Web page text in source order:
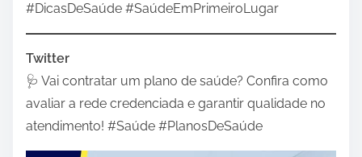
#DicasDeSaúde #SaúdeEmPrimeiroLugar
Twitter
🩺 Vai contratar um plano de saúde? Confira como
avaliar a rede credenciada e garantir qualidade no
atendimento! #Saúde #PlanosDeSaúde